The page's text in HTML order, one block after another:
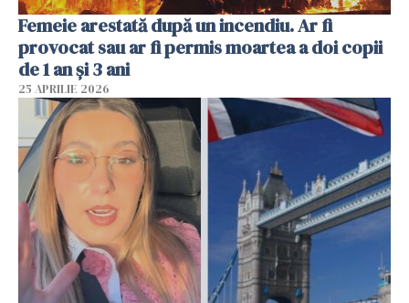
Femeie arestată după un incendiu. Ar fi
provocat sau ar fi permis moartea a doi copii
de 1 an și 3 ani
25 APRILIE 2026